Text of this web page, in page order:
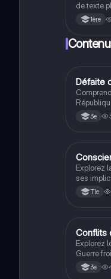
de texte
suivant
1ère
DHistoire
Défaite
3e
Explorez
ses
éthiques
Tle
Histoire
Conflits
Explorez
Guerre
course à
3e